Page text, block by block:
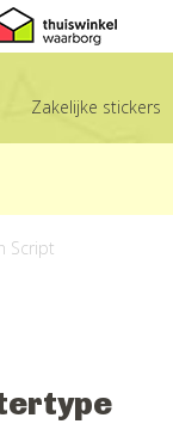
Zakelijke stickers
Script